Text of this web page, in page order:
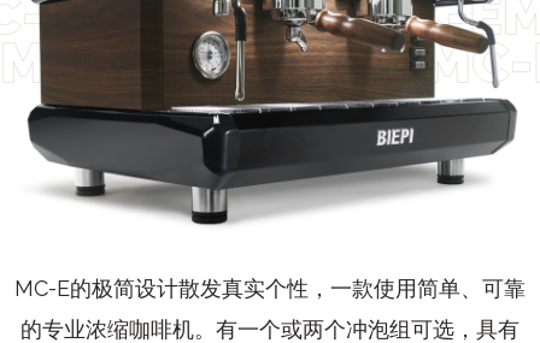
MC-E的极简设计散发真实个性，一款使用简单、可靠
的专业浓缩咖啡机。有一个或两个冲泡组可选，具有